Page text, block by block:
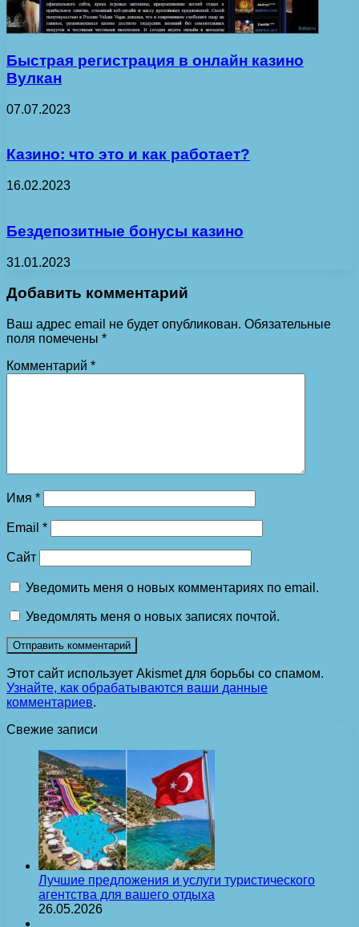
Быстрая регистрация в онлайн казино
Вулкан
07.07.2023
Казино: что это и как работает?
16.02.2023
Бездепозитные бонусы казино
31.01.2023
Добавить комментарий
Ваш адрес email не будет опубликован. Обязательные
поля помечены *
Комментарий *
Имя *
Email *
Сайт
Уведомить меня о новых комментариях по email.
Уведомлять меня о новых записях почтой.
Этот сайт использует Akismet для борьбы со спамом.
Узнайте, как обрабатываются ваши данные
комментариев.
Свежие записи
Лучшие предложения и услуги туристического
агентства для вашего отдыха
26.05.2026